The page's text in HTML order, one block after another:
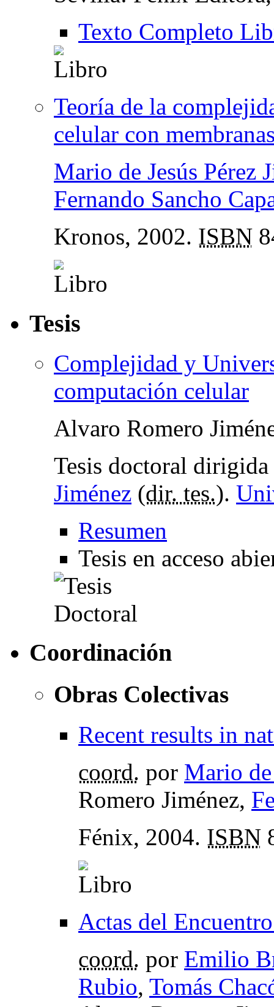
Texto Completo
Teoría de la
celular con
Mario de Jesús Pérez
Fernando Sancho
Kronos, 2002. ISBN
Tesis
Complejidad y
computación celular
Alvaro Romero
Tesis doctoral
Jiménez (dir. tes.).
Resumen
Tesis en acceso
Coordinación
Obras Colectivas
Recent results in
coord. por Mario de
Romero Jiménez,
Fénix, 2004. ISBN
Actas del
coord. por Emilio
Rubio, Tomás